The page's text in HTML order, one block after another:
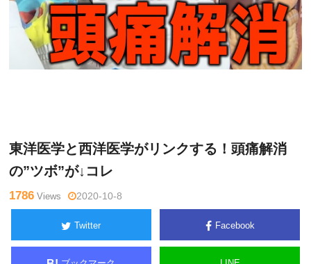
東洋医学と西洋医学がリンクする！頭痛解消
の”ツボ”が↓コレ
1786 Views 2020-10-8
Twitter Facebook